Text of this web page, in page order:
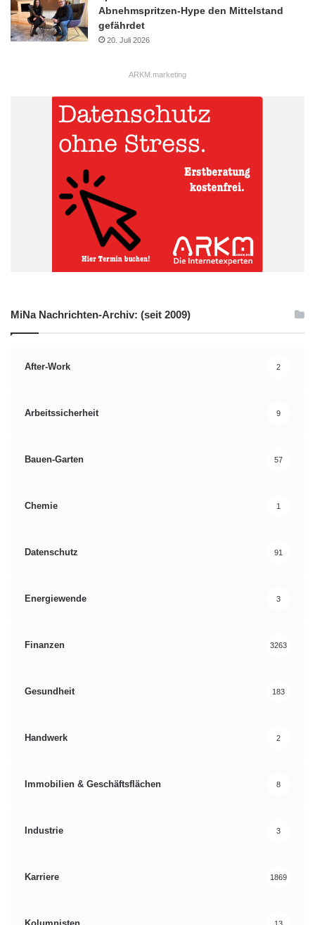
Abnehmspritzen-Hype den Mittelstand
gefährdet
20. Juli 2026
ARKM.marketing
MiNa Nachrichten-Archiv: (seit 2009)
After-Work 2
Arbeitssicherheit 9
Bauen-Garten 57
Chemie 1
Datenschutz 91
Energiewende 3
Finanzen 3263
Gesundheit 183
Handwerk 2
Immobilien & Geschäftsflächen 8
Industrie 3
Karriere 1869
13